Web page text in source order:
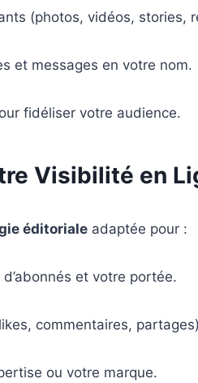
(photos, vidéos, stories,
et messages en votre nom.
fidéliser votre audience.
Visibilité en
éditoriale adaptée pour :
et votre portée.
commentaires,
ou votre marque.